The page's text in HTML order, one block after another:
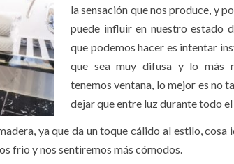
la sensación que nos produce, y
puede influir en nuestro estado
que podemos hacer es intentar
que sea muy difusa y lo más
tenemos ventana, lo mejor es no
dejar que entre luz durante todo el
ya que da un toque cálido al estilo, cosa
frio y nos sentiremos más cómodos.